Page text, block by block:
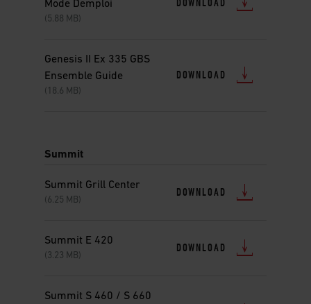
Mode Demploi
(5.88 MB)
DOWNLOAD
Genesis II Ex 335 GBS
Ensemble Guide
(18.6 MB)
DOWNLOAD
Summit
Summit Grill Center
(6.25 MB)
DOWNLOAD
Summit E 420
(3.23 MB)
DOWNLOAD
Summit S 460 / S 660